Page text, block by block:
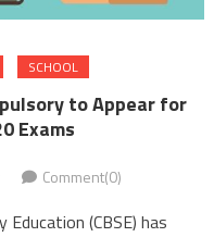
SCHOOL
to Appear for
Exams
Comment(0)
(CBSE) has